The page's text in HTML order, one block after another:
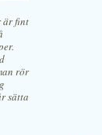
är fint
rör
sätta